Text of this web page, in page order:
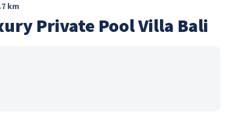
km
Private Pool Villa Bali